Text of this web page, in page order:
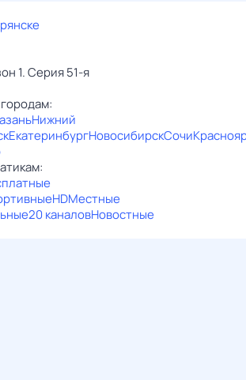
1. Серия 51-я
Нижний
ЕкатеринбургНовосибирскСочи
HDМестные
20 каналовНовостные